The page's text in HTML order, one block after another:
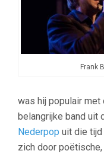
Frank
was hij populair met
belangrijke band uit
Nederpop uit die tijd
zich door